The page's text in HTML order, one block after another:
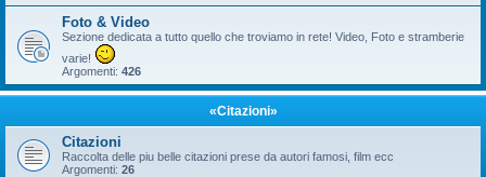
Foto & Video
Sezione dedicata a tutto quello che troviamo in rete! Video, Foto e stramberie
varie!
Argomenti: 426
«Citazioni»
Citazioni
Raccolta delle piu belle citazioni prese da autori famosi, film ecc
Argomenti: 26